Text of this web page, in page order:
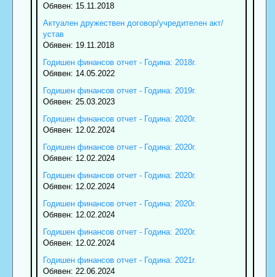
Обявен: 15.11.2018
Актуален дружествен договор/учредителен акт/
устав
Обявен: 19.11.2018
Годишен финансов отчет - Година: 2018г.
Обявен: 14.05.2022
Годишен финансов отчет - Година: 2019г.
Обявен: 25.03.2023
Годишен финансов отчет - Година: 2020г.
Обявен: 12.02.2024
Годишен финансов отчет - Година: 2020г.
Обявен: 12.02.2024
Годишен финансов отчет - Година: 2020г.
Обявен: 12.02.2024
Годишен финансов отчет - Година: 2020г.
Обявен: 12.02.2024
Годишен финансов отчет - Година: 2020г.
Обявен: 12.02.2024
Годишен финансов отчет - Година: 2021г.
Обявен: 22.06.2024